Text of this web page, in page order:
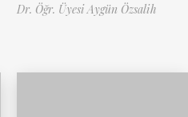
Dr. Öğr. Üyesi Aygün Özsalih